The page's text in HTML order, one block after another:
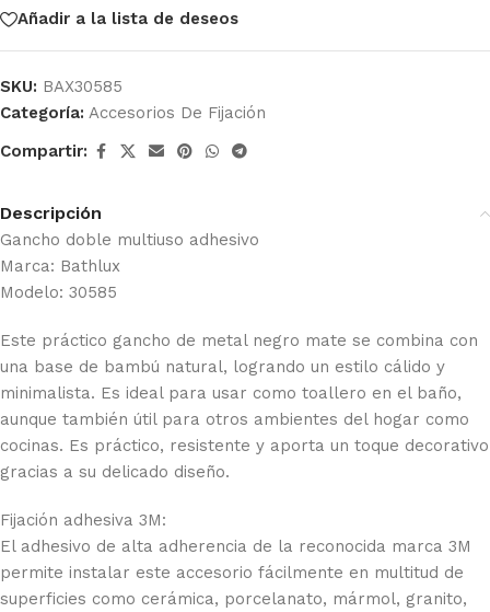
Añadir a la lista de deseos
SKU: BAX30585
Categoría: Accesorios De Fijación
Compartir:
Descripción
Gancho doble multiuso adhesivo
Marca: Bathlux
Modelo: 30585
Este práctico gancho de metal negro mate se combina con
una base de bambú natural, logrando un estilo cálido y
minimalista. Es ideal para usar como toallero en el baño,
aunque también útil para otros ambientes del hogar como
cocinas. Es práctico, resistente y aporta un toque decorativo
gracias a su delicado diseño.
Fijación adhesiva 3M:
El adhesivo de alta adherencia de la reconocida marca 3M
permite instalar este accesorio fácilmente en multitud de
superficies como cerámica, porcelanato, mármol, granito,